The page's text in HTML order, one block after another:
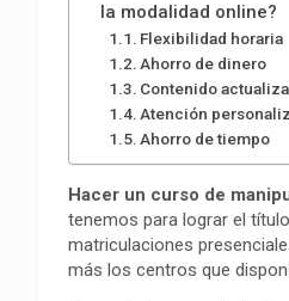
la modalidad online?
Flexibilidad horaria
Ahorro de dinero
Contenido
Atención
Ahorro de tiempo
Hacer un curso de
tenemos para lograr el
matriculaciones
más los centros que